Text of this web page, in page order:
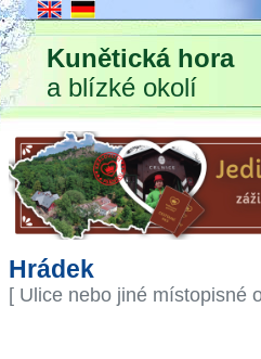
Kunětická hora
a blízké okolí
Hrádek
[ Ulice nebo jiné místopisné